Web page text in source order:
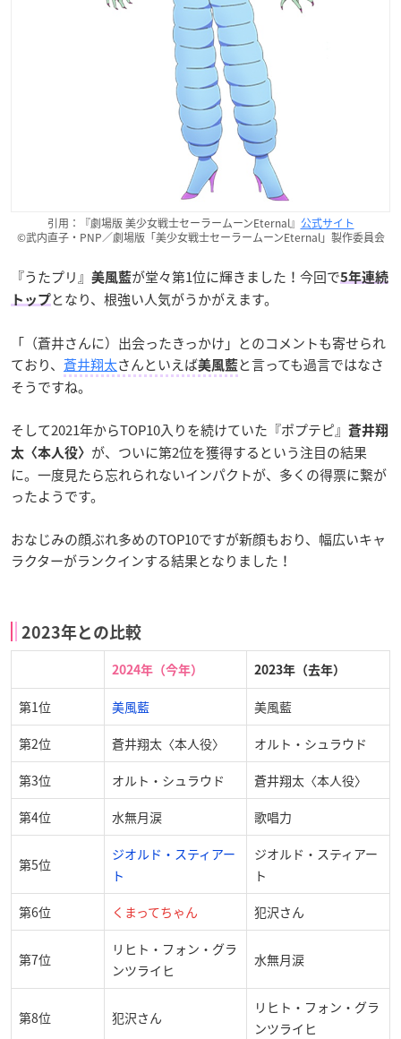
引用：『劇場版 美少女戦士セーラームーンEternal』 公式サイト
©武内直子・PNP／劇場版「美少女戦士セーラームーンEternal」製作委員会
『うたプリ』 美風藍が堂々第1位に輝きました！今回で5年連続
トップとなり、根強い人気がうかがえます。
「（蒼井さんに）出会ったきっかけ」とのコメントも寄せられ
ており、 蒼井翔太さんといえば美風藍と言っても過言ではなさ
そうですね。
そして2021年からTOP10入りを続けていた『ポプテピ』 蒼井翔
太〈本人役〉 が、ついに第2位を獲得するという注目の結果
に。一度見たら忘れられないインパクトが、多くの得票に繋が
ったようです。
おなじみの顔ぶれ多めのTOP10ですが新顔もおり、幅広いキャ
ラクターがランクインする結果となりました！
2023年との比較
2024年（今年） 2023年（去年）
第1位 美風藍 美風藍
第2位 蒼井翔太〈本人役〉 オルト・シュラウド
第3位 オルト・シュラウド 蒼井翔太〈本人役〉
第4位 水無月涙 歌唱力
第5位
ジオルド・スティアー
ト
ジオルド・スティアー
ト
第6位 くまってちゃん 犯沢さん
第7位
リヒト・フォン・グラ
ンツライヒ
水無月涙
第8位 犯沢さん
リヒト・フォン・グラ
ンツライヒ